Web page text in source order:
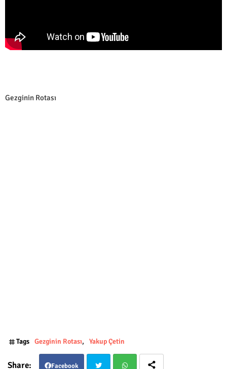
Gezginin Rotası
Tags Gezginin Rotası Yakup Çetin
Facebook